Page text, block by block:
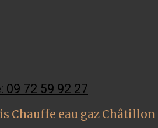
09 72 59 92 27
Chauffe eau gaz Châtillon